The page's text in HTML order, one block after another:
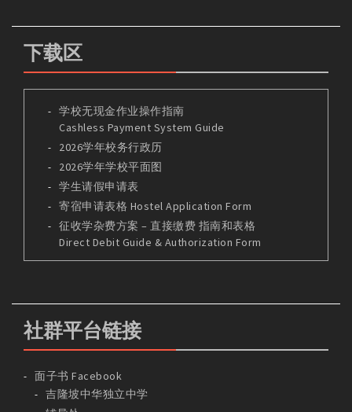
下载区
学校无现金作业操作指南
Cashless Payment System Guide
2026学年校务行政历
2026学年学校平面图
学生请假申请表
寄宿申请表格 Hostel Application Form
征收学杂费方案 – 直接缴费 指南和表格
Direct Debit Guide & Authorization Form
社群平台链接
面子书 Facebook
吉隆坡中华独立中学